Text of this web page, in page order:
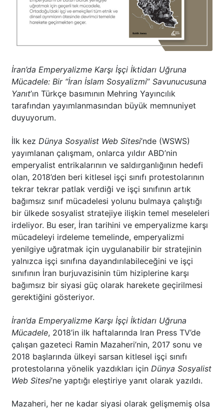
İran’da Emperyalizme Karşı İşçi İktidarı Uğruna
Mücadele: Bir “İran İslam Sosyalizmi” Savunucusuna
Yanıt’ın Türkçe basımının Mehring Yayıncılık
tarafından yayımlanmasından büyük memnuniyet
duyuyorum.
İlk kez Dünya Sosyalist Web Sitesi’nde (WSWS)
yayımlanan çalışmam, onlarca yıldır ABD’nin
emperyalist entrikalarının ve saldırganlığının hedefi
olan, 2018’den beri kitlesel işçi sınıfı protestolarının
tekrar tekrar patlak verdiği ve işçi sınıfının artık
bağımsız sınıf mücadelesi yolunu bulmaya çalıştığı
bir ülkede sosyalist stratejiye ilişkin temel meseleleri
irdeliyor. Bu eser, İran tarihini ve emperyalizme karşı
mücadeleyi irdeleme temelinde, emperyalizmi
yenilgiye uğratmak için uygulanabilir bir stratejinin
yalnızca işçi sınıfına dayandırılabileceğini ve işçi
sınıfının İran burjuvazisinin tüm hiziplerine karşı
bağımsız bir siyasi güç olarak harekete geçirilmesi
gerektiğini gösteriyor.
İran’da Emperyalizme Karşı İşçi İktidarı Uğruna
Mücadele, 2018’in ilk haftalarında Iran Press TV’de
çalışan gazeteci Ramin Mazaheri’nin, 2017 sonu ve
2018 başlarında ülkeyi sarsan kitlesel işçi sınıfı
protestolarına yönelik yazdıkları için Dünya Sosyalist
Web Sitesi’ne yaptığı eleştiriye yanıt olarak yazıldı.
Mazaheri, her ne kadar siyasi olarak gelişmemiş olsa